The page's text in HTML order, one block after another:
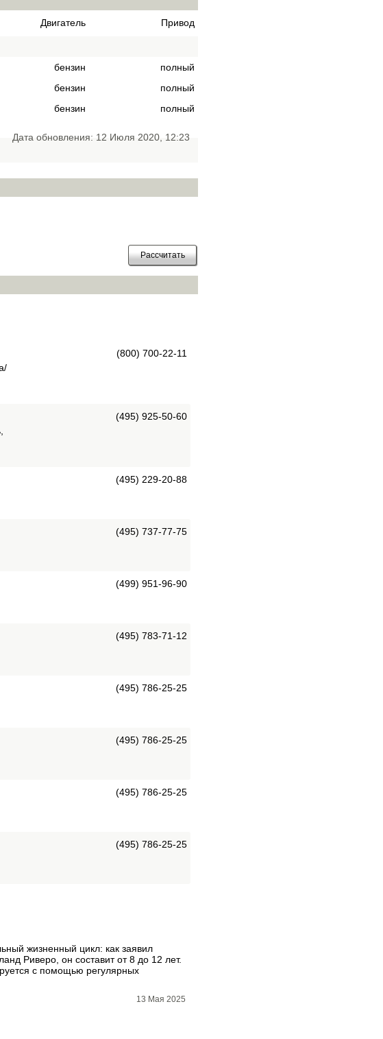
Двигатель Привод
бензин
полный
бензин
полный
бензин полный
Дата обновления: 12 Июля 2020, 12:23
(800) 700-22-11
(495) 925-50-60
(495) 229-20-88
(495) 737-77-75
(499) 951-96-90
(495) 783-71-12
(495) 786-25-25
(495) 786-25-25
(495) 786-25-25
(495) 786-25-25
жизненный цикл: как заявил
Риверо, он составит от 8 до 12 лет.
с помощью регулярных
13 Мая 2025